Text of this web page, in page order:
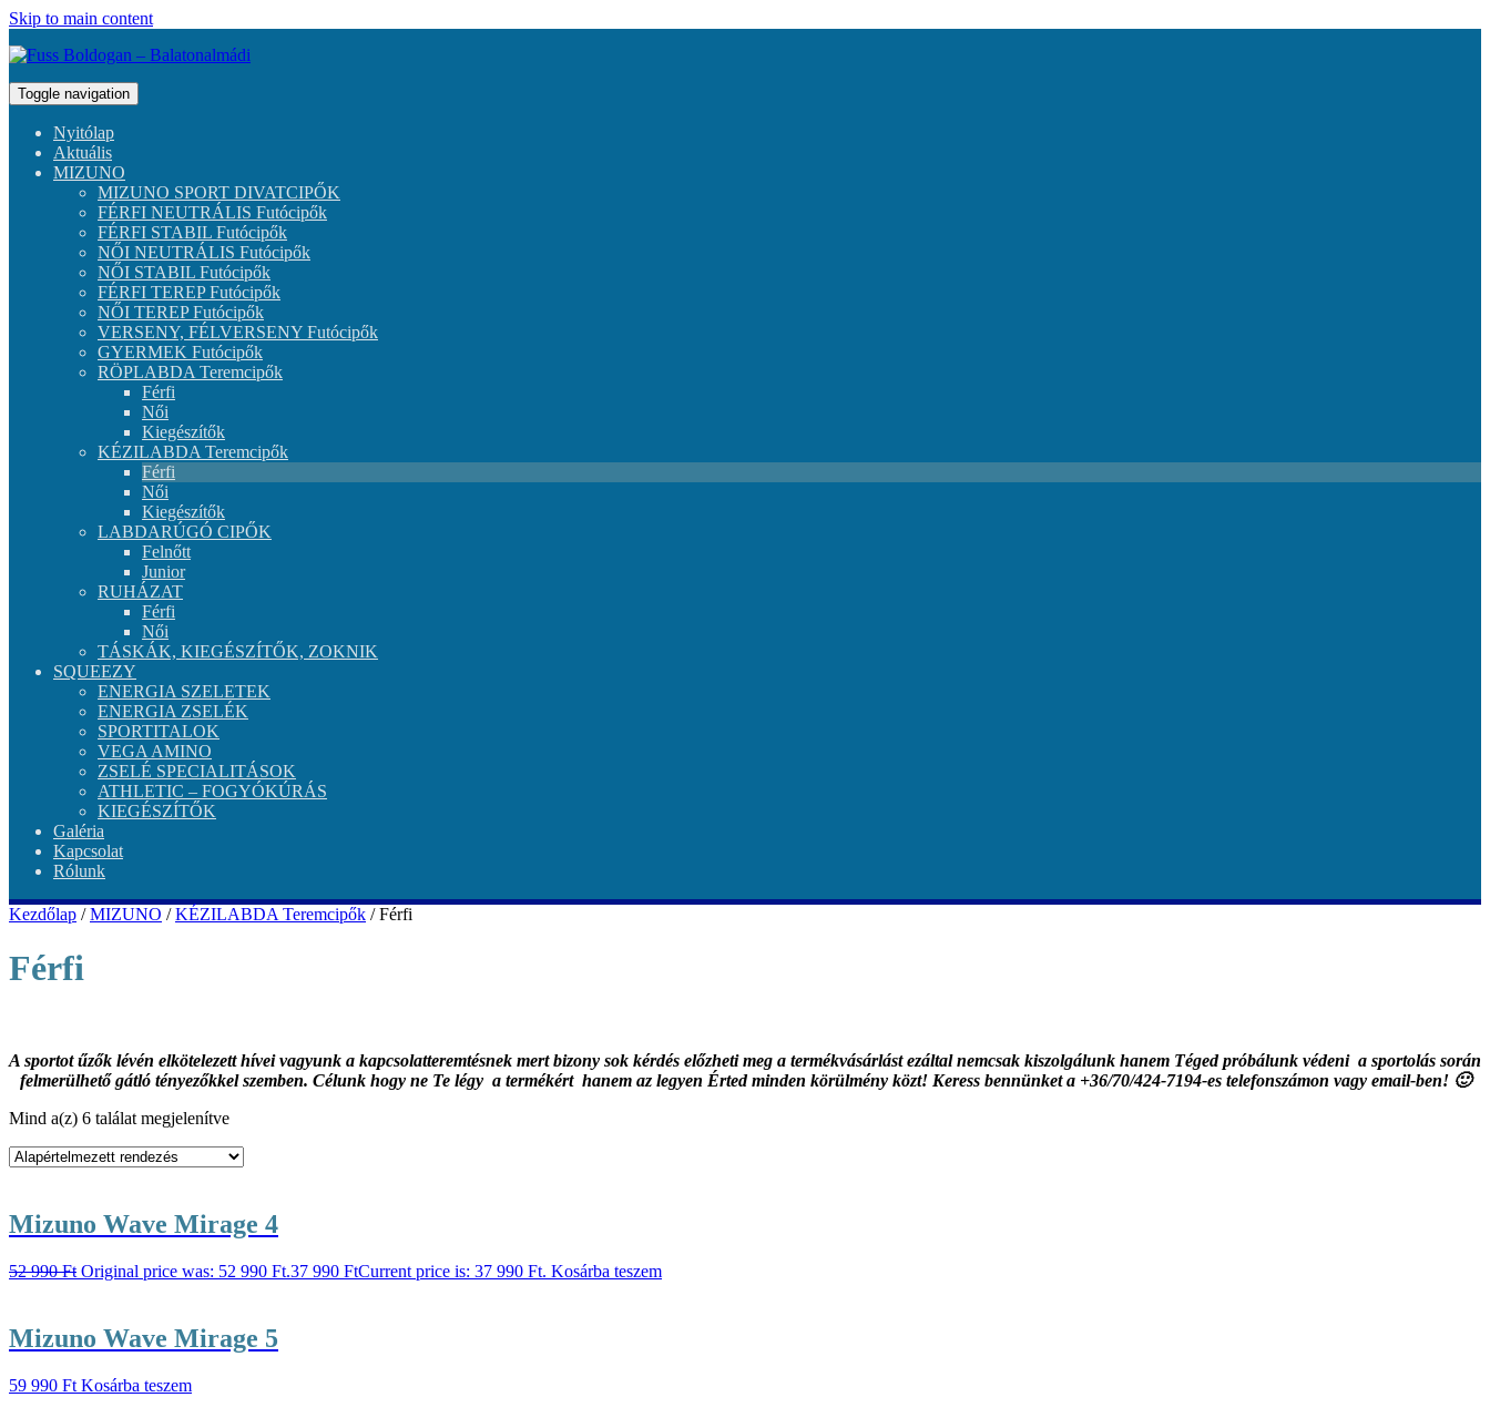
Skip to main content
Toggle navigation
Nyitólap
Aktuális
MIZUNO
MIZUNO SPORT DIVATCIPŐK
FÉRFI NEUTRÁLIS Futócipők
FÉRFI STABIL Futócipők
NŐI NEUTRÁLIS Futócipők
NŐI STABIL Futócipők
FÉRFI TEREP Futócipők
NŐI TEREP Futócipők
VERSENY, FÉLVERSENY Futócipők
GYERMEK Futócipők
RÖPLABDA Teremcipők
Férfi
Női
Kiegészítők
KÉZILABDA Teremcipők
Férfi
Női
Kiegészítők
LABDARÚGÓ CIPŐK
Felnőtt
Junior
RUHÁZAT
Férfi
Női
TÁSKÁK, KIEGÉSZÍTŐK, ZOKNIK
SQUEEZY
ENERGIA SZELETEK
ENERGIA ZSELÉK
SPORTITALOK
VEGA AMINO
ZSELÉ SPECIALITÁSOK
ATHLETIC – FOGYÓKÚRÁS
KIEGÉSZÍTŐK
Galéria
Kapcsolat
Rólunk
Kezdőlap /MIZUNO /KÉZILABDA Teremcipők / Férfi
Férfi
A sportot űzők lévén elkötelezett hívei vagyunk a kapcsolatteremtésnek mert bizony sok kérdés előzheti meg a termékvásárlást ezáltal nemcsak kiszolgálunk hanem Téged próbálunk védeni a sportolás során
felmerülhető gátló tényezőkkel szemben. Célunk hogy ne Te légy a termékért hanem az legyen Érted minden körülmény közt! Keress bennünket a +36/70/424-7194-es telefonszámon vagy email-ben! 🙂
Mind a(z) 6 találat megjelenítve
Mizuno Wave Mirage 4
52 990Ft Original price was: 52 990 Ft.37 990 FtCurrent price is: 37 990 Ft. Kosárba teszem
Mizuno Wave Mirage 5
59 990 Ft Kosárba teszem